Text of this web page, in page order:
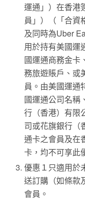
運通」）在香港
員」）（「合資
及同時為Uber
用於持有美國運
國運通商務金卡
務旅遊賬戶、或
員。由美國運通
國運通公司名稱
行（香港）有限
司或花旗銀行（
通卡之會員及在
卡，均不可享此
優惠１只適用於
送訂購（如條款
會員。